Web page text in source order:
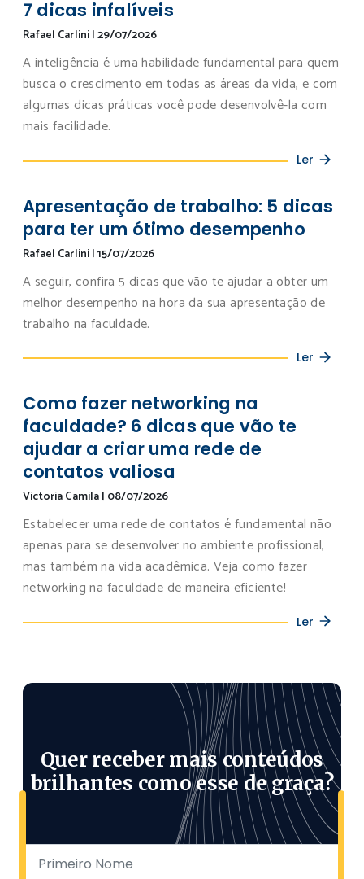
7 dicas infalíveis
Rafael Carlini|29/07/2026
A inteligência é uma habilidade fundamental para quem
busca o crescimento em todas as áreas da vida, e com
algumas dicas práticas você pode desenvolvê-la com
mais facilidade.
Ler
Apresentação de trabalho: 5 dicas
para ter um ótimo desempenho
Rafael Carlini|15/07/2026
A seguir, confira 5 dicas que vão te ajudar a obter um
melhor desempenho na hora da sua apresentação de
trabalho na faculdade.
Ler
Como fazer networking na
faculdade? 6 dicas que vão te
ajudar a criar uma rede de
contatos valiosa
Victoria Camila| 08/07/2026
Estabelecer uma rede de contatos é fundamental não
apenas para se desenvolver no ambiente profissional,
mas também na vida acadêmica. Veja como fazer
networking na faculdade de maneira eficiente!
Ler
Quer receber mais conteúdos
brilhantes como esse de graça?